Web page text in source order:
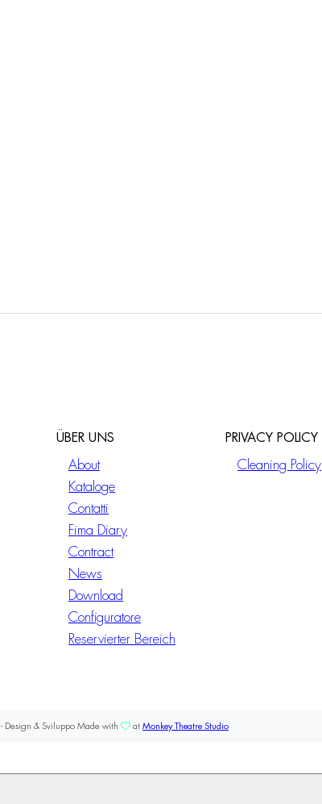
ÜBER UNS
About
Kataloge
Contatti
Fima Diary
Contract
News
Download
Configuratore
Reservierter Bereich
PRIVACY POLICY
Cleaning Policy
- Design & Sviluppo Made with at Monkey Theatre Studio